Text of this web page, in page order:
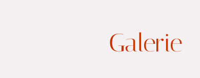
Galerie